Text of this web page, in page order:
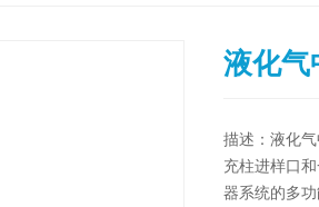
液化气
描述：液化
充柱进样口
器系统的多